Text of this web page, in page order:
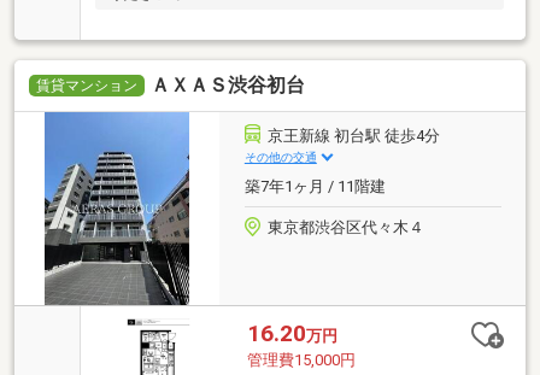
賃貸マンション ＡＸＡＳ渋谷初台
京王新線 初台駅 徒歩4分
その他の交通
築7年1ヶ月 / 11階建
東京都渋谷区代々木４
16.20万円
管理費15,000円